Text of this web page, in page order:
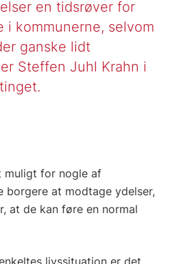
en tidsrøver for
i kommunerne, selvom
ganske lidt
Steffen Juhl Krahn i
muligt for nogle af
borgere at modtage ydelser,
at de kan føre en normal